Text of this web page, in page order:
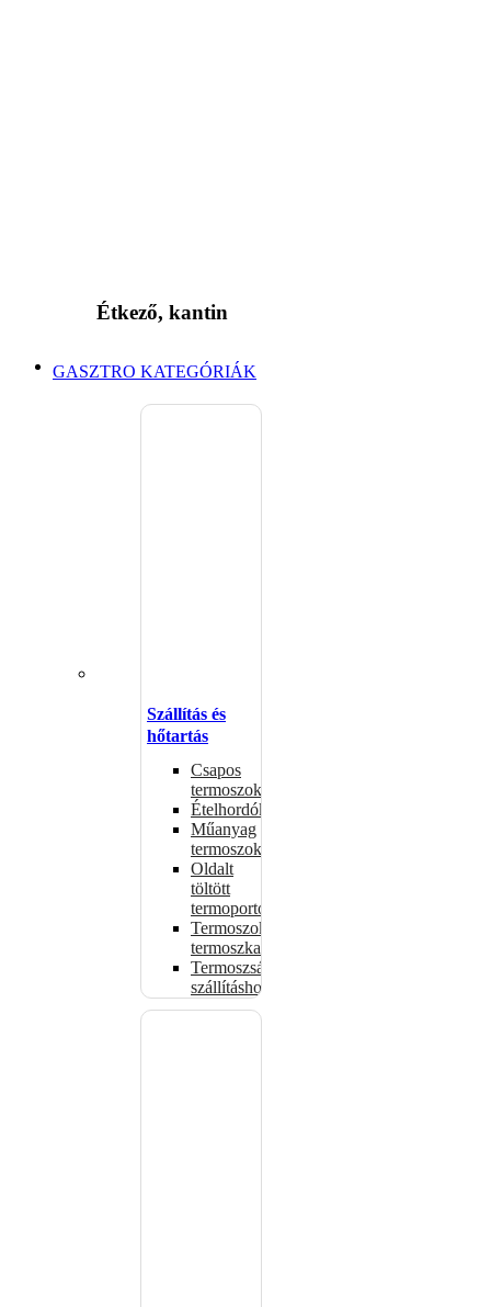
Étkező, kantin
GASZTRO KATEGÓRIÁK
Szállítás és
hőtartás
Csapos
termoszok
Ételhordók
Műanyag
termoszok
Oldalt
töltött
termoportok
Termoszok,
termoszkannák
Termoszsákok
szállításhoz